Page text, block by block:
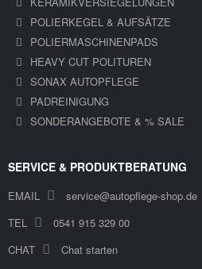
POLIERKEGEL & AUFSÄTZE
POLIERMASCHINENPADS
HEAVY CUT POLITUREN
SONAX AUTOPFLEGE
PADREINIGUNG
SONDERANGEBOTE & % SALE
SERVICE & PRODUKTBERATUNG
EMAIL
service@autopflege-shop.de
TEL
0541 915 329 00
CHAT
Chat starten